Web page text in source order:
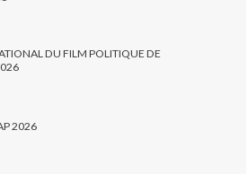
DU FILM POLITIQUE DE
2026